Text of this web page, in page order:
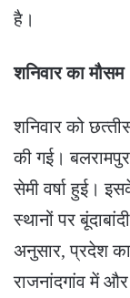
है।
शनिवार का मौसम
शनिवार को
की गई।
सेमी वर्षा हुई।
स्थानों पर
अनुसार, प्रदेश
राजनांदगांव में